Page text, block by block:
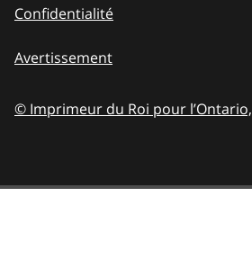
Confidentialité
Avertissement
© Imprimeur du Roi pour l’Ontario,